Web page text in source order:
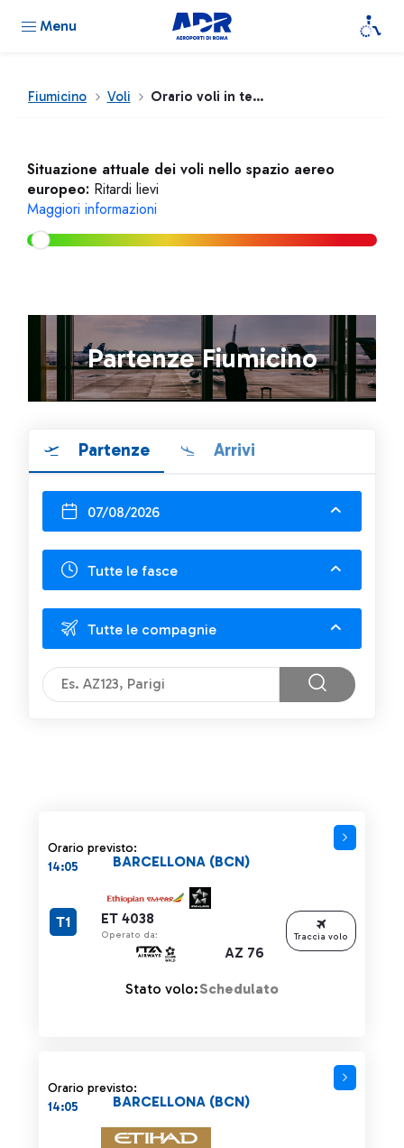
Menu
Fiumicino Voli Orario voli in tempo reale
Situazione attuale dei voli nello spazio aereo
europeo: Ritardi lievi
Maggiori informazioni
Partenze Fiumicino
Partenze Arrivi
07/08/2026
Tutte le fasce
Tutte le compagnie
Orario previsto:
14:05
ET 4038
Operato da:
AZ 76
BARCELLONA (BCN)
T1
Stato volo:Schedulato
Traccia volo
Orario previsto:
14:05
BARCELLONA (BCN)